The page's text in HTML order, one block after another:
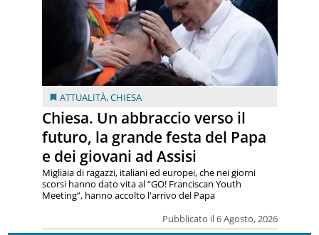
ATTUALITÀ,CHIESA
Chiesa. Un abbraccio verso il
futuro, la grande festa del Papa
e dei giovani ad Assisi
Pubblicato il 6 Agosto, 2026
Migliaia di ragazzi, italiani ed europei, che nei giorni
scorsi hanno dato vita al “GO! Franciscan Youth
Meeting”, hanno accolto l'arrivo del Papa